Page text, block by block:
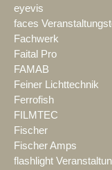
eyevis
faces
Fachwerk
Faital Pro
FAMAB
Feiner Lichttechnik
Ferrofish
FILMTEC
Fischer
Fischer Amps
flashlight